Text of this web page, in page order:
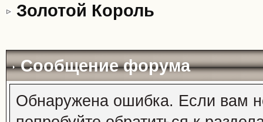
Золотой Король
Сообщение форума
Обнаружена ошибка. Если вам